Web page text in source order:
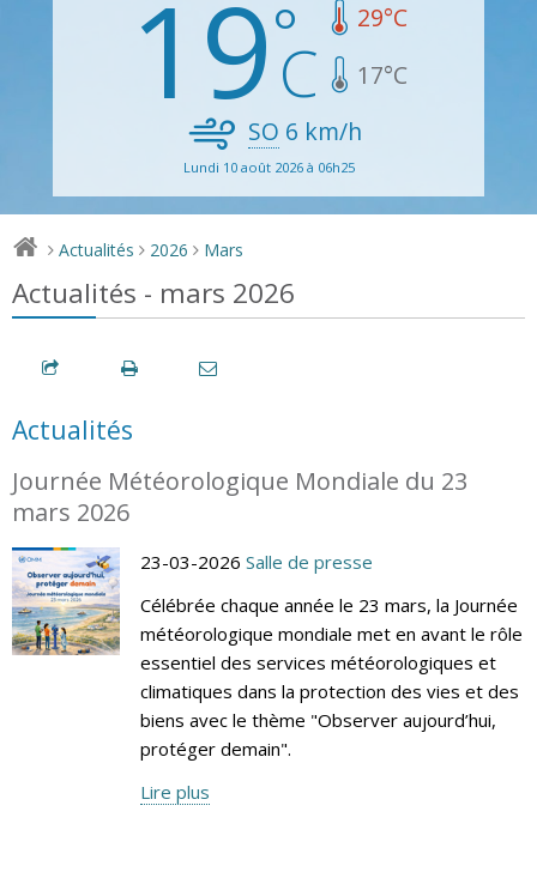
19 29°C
17°C
SO 6 km/h
Lundi 10 août 2026 à 06h25
> Actualités > 2026 > Mars
Actualités - mars 2026
Actualités
Journée Météorologique Mondiale du 23
mars 2026
23-03-2026 Salle de presse
Célébrée chaque année le 23 mars, la Journée
météorologique mondiale met en avant le rôle
essentiel des services météorologiques et
climatiques dans la protection des vies et des
biens avec le thème "Observer aujourd’hui,
protéger demain".
Lire plus